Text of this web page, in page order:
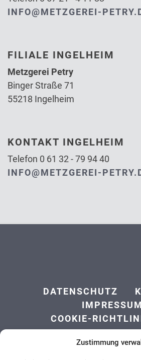
Zustimmung
INFO@METZGEREI-
FILIALE INGELHEIM
Metzgerei Petry
Binger Straße 71
55218 Ingelheim
KONTAKT INGELHEIM
Telefon 0 61 32 - 79 94 40
INFO@METZGEREI-
DATENSCHUTZ
IMPRESSUM
COOKIE-